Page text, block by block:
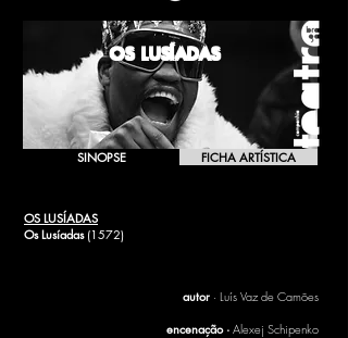
OS LUSÍADAS
SINOPSE FICHA ARTÍSTICA
OS LUSÍADAS
Os Lusíadas (1572)
autor · Luís Vaz de Camões
encenação · Alexej Schipenko